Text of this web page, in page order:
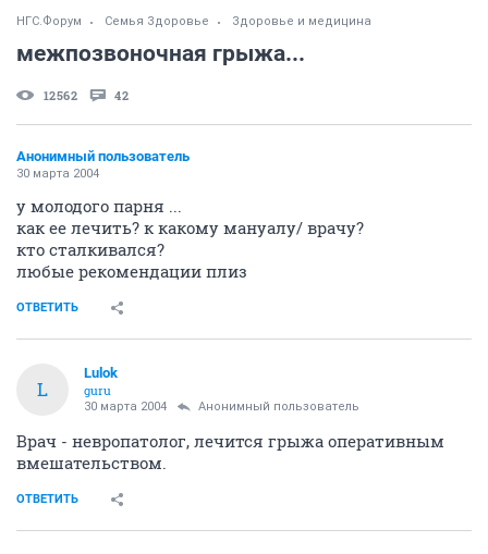
НГС.Форум Семья Здоровье Здоровье и медицина
межпозвоночная грыжа...
12562 42
Анонимный пользователь
30 марта 2004
у молодого парня ...
как ее лечить? к какому мануалу/ врачу?
кто сталкивался?
любые рекомендации плиз
ОТВЕТИТЬ
L
Lulok
guru
30 марта 2004 Анонимный пользователь
Врач - невропатолог, лечится грыжа оперативным
вмешательством.
ОТВЕТИТЬ